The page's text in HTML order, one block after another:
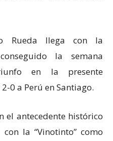
Rueda llega con la
la semana
en la presente
0 a Perú en Santiago.
el antecedente histórico
la “Vinotinto” como